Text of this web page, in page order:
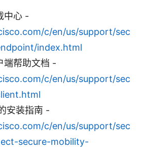
中心 -
c/en/us/support/sec
index.html
端帮助文档 -
c/en/us/support/sec
安装指南 -
c/en/us/support/sec
secure-mobility-